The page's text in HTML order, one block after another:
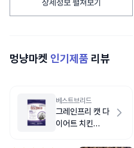
상세정보 펼쳐보기
멍냥마켓 인기제품 리뷰
베스트브리드
그레인프리 캣 다
이어트 치킨